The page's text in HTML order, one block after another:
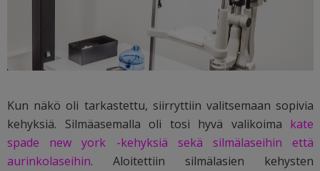
Kun näkö oli tarkastettu, siirryttiin valitsemaan sopivia
kehyksiä. Silmäasemalla oli tosi hyvä valikoima kate
spade new york -kehyksiä sekä silmälaseihin että
aurinkolaseihin. Aloitettiin silmälasien kehysten